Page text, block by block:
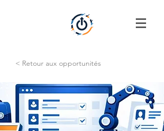
< Retour aux opportunités